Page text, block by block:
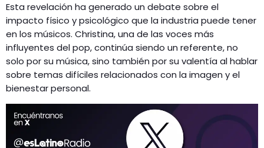
Esta revelación ha generado un debate sobre el
impacto físico y psicológico que la industria puede tener
en los músicos. Christina, una de las voces más
influyentes del pop, continúa siendo un referente, no
solo por su música, sino también por su valentía al hablar
sobre temas difíciles relacionados con la imagen y el
bienestar personal.